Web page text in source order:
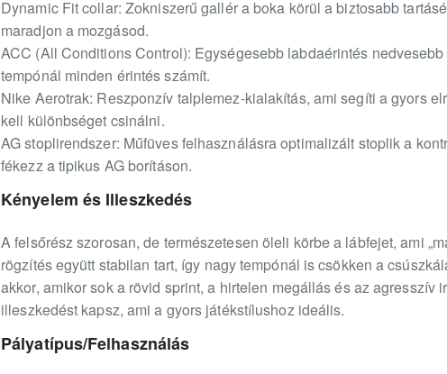
Dynamic Fit collar: Zokniszerű gallér a boka körül a biztosabb
maradjon a mozgásod.
ACC (All Conditions Control): Egységesebb labdaérintés
tempónál minden érintés számít.
Nike Aerotrak: Reszponzív talplemez-kialakítás, ami segíti a gyors
kell különbséget csinálni.
AG stoplirendszer: Műfüves felhasználásra optimalizált stoplik a
fékezz a tipikus AG borításon.
Kényelem és Illeszkedés
A felsőrész szorosan, de természetesen öleli körbe a lábfejet, ami
rögzítés együtt stabilan tart, így nagy tempónál is csökken a
akkor, amikor sok a rövid sprint, a hirtelen megállás és az
illeszkedést kapsz, ami a gyors játékstílushoz ideális.
Pályatípus/Felhasználás